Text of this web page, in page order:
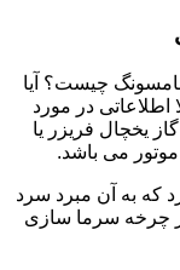
چیست؟ آیا
اطلاعاتی در مورد
یخچال فریزر یا
که به آن مبرد سرد
چرخه سرما سازی